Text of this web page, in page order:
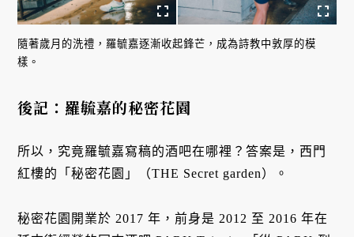
隨著歲月的洗禮，羅毓嘉逐漸收起鋒芒，成為詩教中敦厚的模
樣。
後記：羅毓嘉的秘密花園
所以，究竟羅毓嘉寫稿的酒吧在哪裡？答案是，西門
紅樓的「秘密花園」（THE Secret garden）。
秘密花園開業於 2017 年，前身是 2012 至 2016 年在